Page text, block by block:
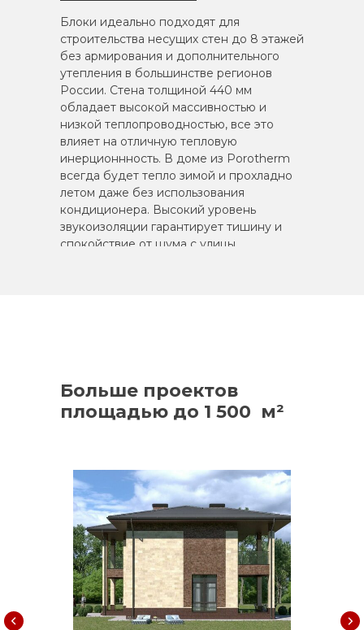
Блоки идеально подходят для
строительства несущих стен до 8 этажей
без армирования и дополнительного
утепления в большинстве регионов
России. Стена толщиной 440 мм
обладает высокой массивностью и
низкой теплопроводностью, все это
влияет на отличную тепловую
инерционнность. В доме из Porotherm
всегда будет тепло зимой и прохладно
летом даже без использования
кондиционера. Высокий уровень
звукоизоляции гарантирует тишину и
спокойствие от шума с улицы.
Больше проектов
площадью до 1 500 м²